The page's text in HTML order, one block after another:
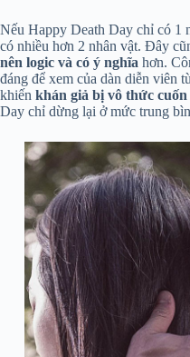
Nếu Happy Death Day chỉ có 1
có nhiều hơn 2 nhân vật. Đây
nên logic và có ý nghĩa hơn.
đáng để xem của dàn diễn viên
khiến khán giả bị vô thức cuốn
Day chỉ dừng lại ở mức trung